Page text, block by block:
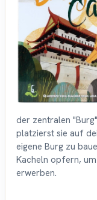
der zentralen
platzierst sie auf
eigene Burg zu
Kacheln opfern,
erwerben.